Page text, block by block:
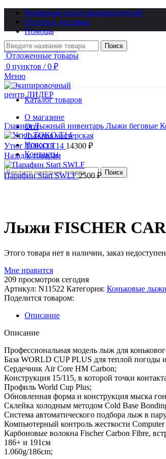
Размерные сетки производителей
Оплата и доставка
Помощь
Логин / Регистрация
Поиск
Отложенные товары
0 пунктов / 0 ₽
Меню
Каталог товаров
О магазине
Опт
Лыжная мастерская
Новости
Контакты
Поиск
ГлавнаяЛыжный инвентарь Лыжи беговые
Утюг TOKO Т14 14300 ₽
Назад к товарам
Парафин Start SWLF2500₽
Лыжи FISCHER
Этого товара нет в наличии, заказ
Мне нравится
209 просмотров сегодня
Артикул: N11522 Категория: Коньковые лыжи
Поделится товаром:
Описание
Описание
Профессиональная модель лыж для
База WORLD CUP PLUS для теплой погоды
Сердечник Air Core HM Carbon;
Конструкция 15/115, в которой точки
Профиль World Cup Plus;
Обновленная форма и конструкция мыска
Склейка холодным методом Cold Base
Система автоматического подбора лыж в
Компьютерный контроль жесткости
Карбоновые волокна Fischer Carbon Fibre,
186+ и 191см
1.060g/186cm;